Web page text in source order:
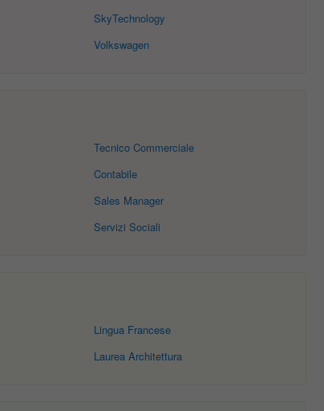
SkyTechnology
Volkswagen
Tecnico Commerciale
Contabile
Sales Manager
Servizi Sociali
Lingua Francese
Laurea Architettura